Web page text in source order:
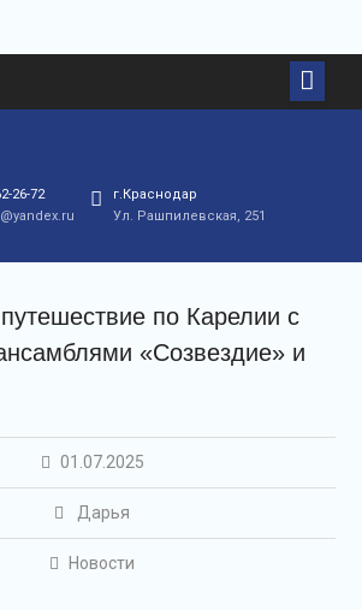
26-72
г.Краснодар
Ул. Рашпилевская, 251
по Карелии с
«Созвездие» и
01.07.2025
Дарья
Новости